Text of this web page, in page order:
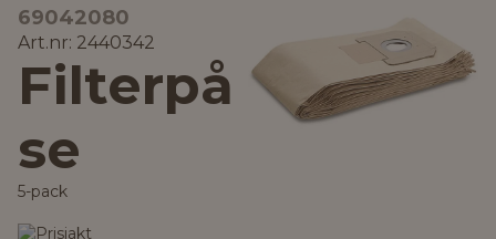
69042080
Art.nr: 2440342
Filterpå
se
5-pack